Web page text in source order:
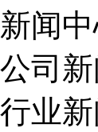
新闻
公司新
行业新